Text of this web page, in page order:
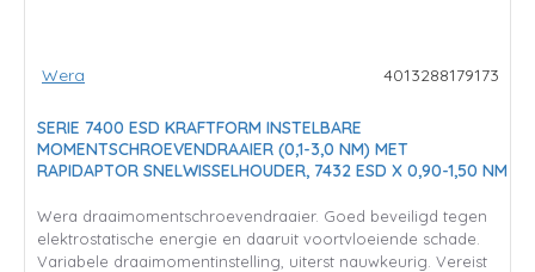
Wera 4013288179173
SERIE 7400 ESD KRAFTFORM INSTELBARE
MOMENTSCHROEVENDRAAIER (0,1-3,0 NM) MET
RAPIDAPTOR SNELWISSELHOUDER, 7432 ESD X 0,90-1,50 NM
Wera draaimomentschroevendraaier. Goed beveiligd tegen
elektrostatische energie en daaruit voortvloeiende schade.
Variabele draaimomentinstelling, uiterst nauwkeurig. Vereist